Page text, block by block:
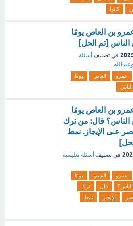
كانوا
بن العاص يومًا
الناس [تم الحل]
في تصنيف أسئلة
عمرو العاص
يومًا
الناس
بن العاص يومًا
الناس؟ قال: من ترك
على الإيجاز. نمط
في تصنيف أسئلة تعليمية
عمرو العاص
يومًا
الناس؟ قال
ترك
الإيجاز
نمط